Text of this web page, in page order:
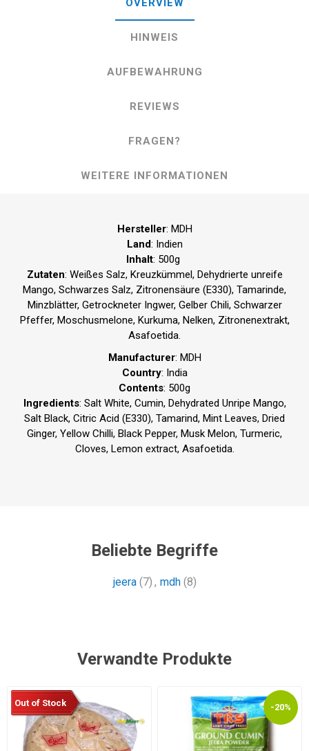
OVERVIEW
HINWEIS
AUFBEWAHRUNG
REVIEWS
FRAGEN?
WEITERE INFORMATIONEN
Hersteller: MDH
Land: Indien
Inhalt: 500g
Zutaten: Weißes Salz, Kreuzkümmel, Dehydrierte unreife
Mango, Schwarzes Salz, Zitronensäure (E330), Tamarinde,
Minzblätter, Getrockneter Ingwer, Gelber Chili, Schwarzer
Pfeffer, Moschusmelone, Kurkuma, Nelken, Zitronenextrakt,
Asafoetida.
Manufacturer: MDH
Country: India
Contents: 500g
Ingredients: Salt White, Cumin, Dehydrated Unripe Mango,
Salt Black, Citric Acid (E330), Tamarind, Mint Leaves, Dried
Ginger, Yellow Chilli, Black Pepper, Musk Melon, Turmeric,
Cloves, Lemon extract, Asafoetida.
Beliebte Begriffe
jeera (7) , mdh (8)
Verwandte Produkte
Out of Stock -20%